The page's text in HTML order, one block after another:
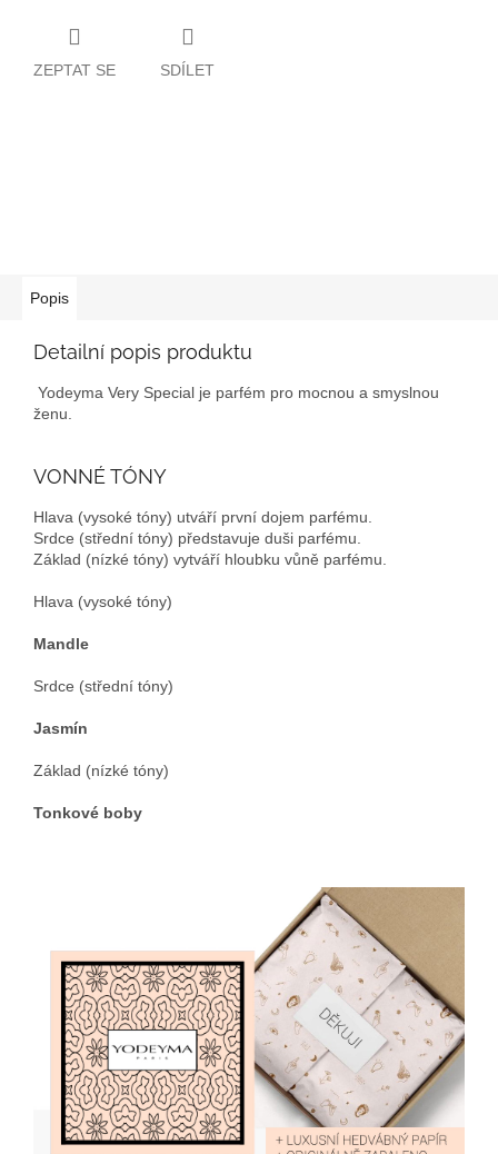
ZEPTAT SE SDÍLET
Popis
Detailní popis produktu
Yodeyma Very Special je parfém pro mocnou a smyslnou
ženu.
VONNÉ TÓNY
Hlava (vysoké tóny) utváří první dojem parfému.
Srdce (střední tóny) představuje duši parfému.
Základ (nízké tóny) vytváří hloubku vůně parfému.
Hlava (vysoké tóny)
Mandle
Srdce (střední tóny)
Jasmín
Základ (nízké tóny)
Tonkové boby